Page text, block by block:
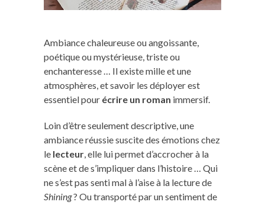
Ambiance chaleureuse ou angoissante,
poétique ou mystérieuse, triste ou
enchanteresse … Il existe mille et une
atmosphères, et savoir les déployer est
essentiel pour écrire un roman immersif.
Loin d’être seulement descriptive, une
ambiance réussie suscite des émotions chez
le lecteur , elle lui permet d’accrocher à la
scène et de s’impliquer dans l’histoire … Qui
ne s’est pas senti mal à l’aise à la lecture de
Shining? Ou transporté par un sentiment de